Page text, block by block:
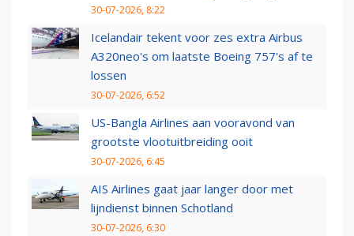
30-07-2026, 8:22
Icelandair tekent voor zes extra Airbus
A320neo's om laatste Boeing 757's af te
lossen
30-07-2026, 6:52
US-Bangla Airlines aan vooravond van
grootste vlootuitbreiding ooit
30-07-2026, 6:45
AIS Airlines gaat jaar langer door met
lijndienst binnen Schotland
30-07-2026, 6:30